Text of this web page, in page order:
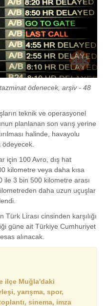
ödenecek, arşiv - 48
teknik ve operasyonel
planlanan son varış yerine
halinde, havayolu
için 100 Avro, dış hat
kilometre veya daha kısa
ile 3 bin 500 kilometre arası
daha uzun uçuşlar
Türk Lirası cinsinden karşılığı
güne ait Türkiye Cumhuriyet
alınacak.
ilçe Muğla'daki
yarışma, spor,
sinema, imza